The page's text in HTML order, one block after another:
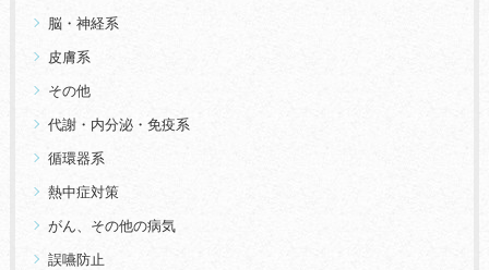
脳・神経系
皮膚系
その他
代謝・内分泌・免疫系
循環器系
熱中症対策
がん、その他の病気
誤嚥防止